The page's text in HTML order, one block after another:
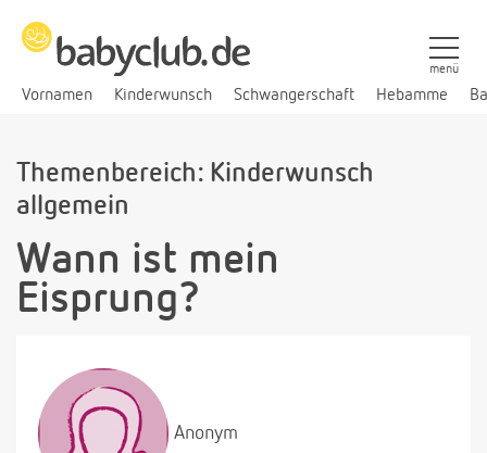
Vornamen Kinderwunsch Schwangerschaft Hebamme
menü
Themenbereich: Kinderwunsch
allgemein
Wann ist mein
Eisprung?
Anonym